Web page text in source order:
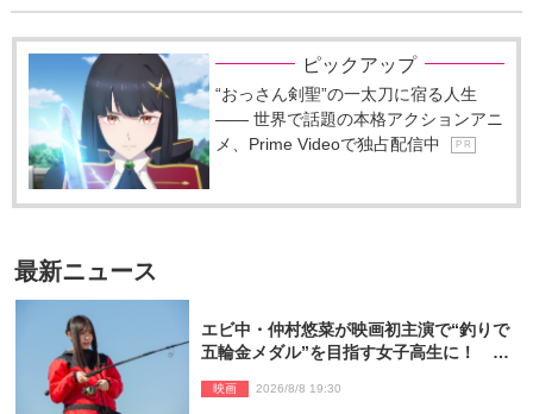
ピックアップ
“おっさん剣聖”の一太刀に宿る人生
―― 世界で話題の本格アクションアニ
メ、Prime Videoで独占配信中
P R
最新ニュース
エビ中・仲村悠菜が映画初主演で“釣りで
五輪金メダル”を目指す女子高生に！ 映
映画 2026/8/8 19:30